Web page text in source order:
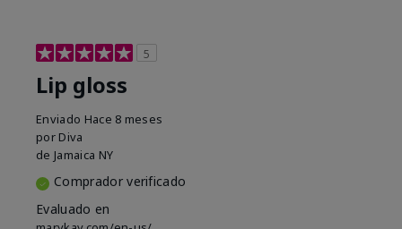
5
Lip gloss
Enviado Hace 8 meses
por Diva
de Jamaica NY
Comprador verificado
Evaluado en